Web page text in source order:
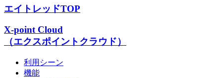
エイトレッドTOP
X-point Cloud
（エクスポイントクラウド）
利用シーン
機能